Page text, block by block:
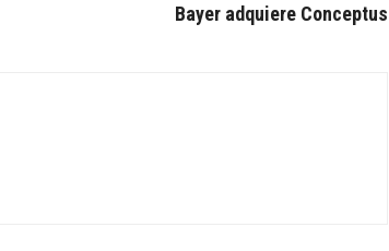
Bayer adquiere Conceptus